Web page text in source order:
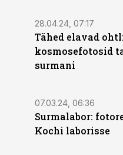
28.04.24, 07:17
Tähed elavad
kosmosefotosid
surmani
07.03.24, 06:36
Surmalabor:
Kochi laborisse